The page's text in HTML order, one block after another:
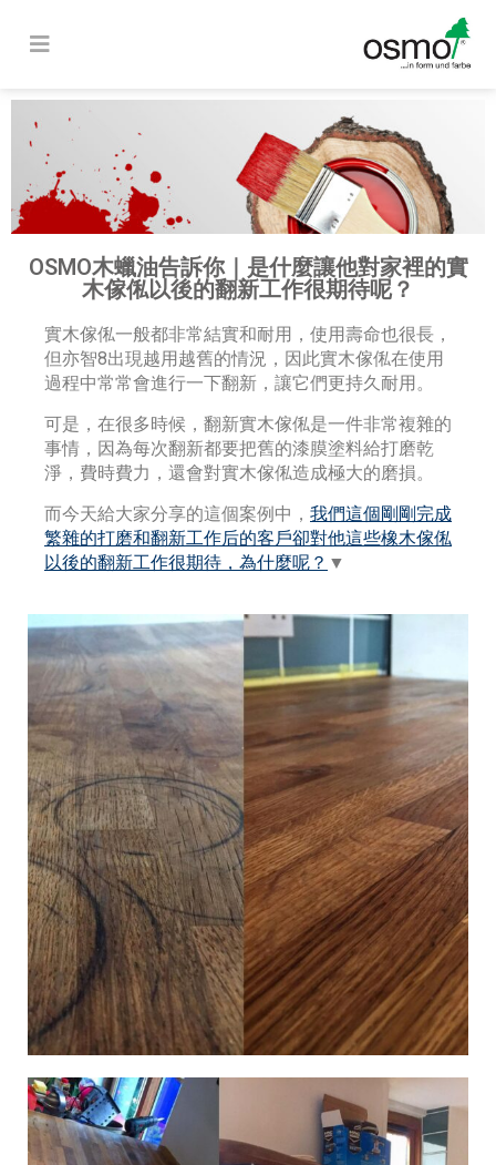
OSMO木蠟油告訴你｜是什麼讓他對家裡的實
木傢俬以後的翻新工作很期待呢？
實木傢俬一般都非常結實和耐用，使用壽命也很長，
但亦智8出現越用越舊的情況，因此實木傢俬在使用
過程中常常會進行一下翻新，讓它們更持久耐用。
可是，在很多時候，翻新實木傢俬是一件非常複雜的
事情，因為每次翻新都要把舊的漆膜塗料給打磨乾
淨，費時費力，還會對實木傢俬造成極大的磨損。
而今天給大家分享的這個案例中， 我們這個剛剛完成
繁雜的打磨和翻新工作后的客戶卻對他這些橡木傢俬
以後的翻新工作很期待，為什麼呢？ ▼